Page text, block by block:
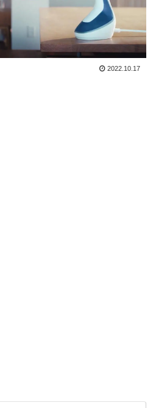
2022.10.17